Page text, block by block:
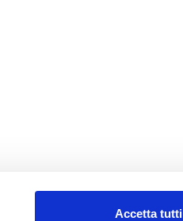
Accetta tutti